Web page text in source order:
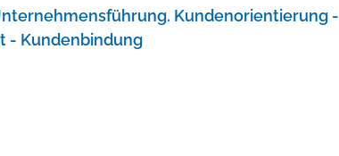
Kundenorientierung -
- Kundenbindung